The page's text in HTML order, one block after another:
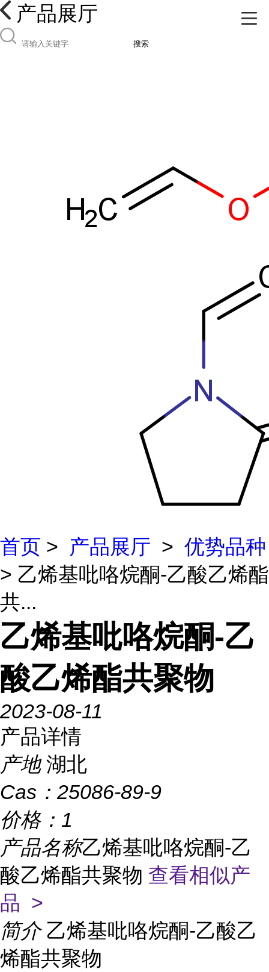
产品展厅
搜索
首页 > 产品展厅 > 优势品种
> 乙烯基吡咯烷酮-乙酸乙烯酯
共...
乙烯基吡咯烷酮-乙
酸乙烯酯共聚物
2023-08-11
产品详情
产地 湖北
Cas： 25086-89-9
价格： 1
产品名称乙烯基吡咯烷酮-乙
酸乙烯酯共聚物 查看相似产
品 >
简介 乙烯基吡咯烷酮-乙酸乙
烯酯共聚物